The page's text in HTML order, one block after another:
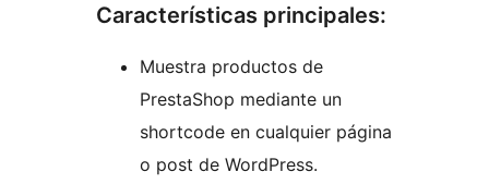
Características principales:
Muestra productos de
PrestaShop mediante un
shortcode en cualquier página
o post de WordPress.